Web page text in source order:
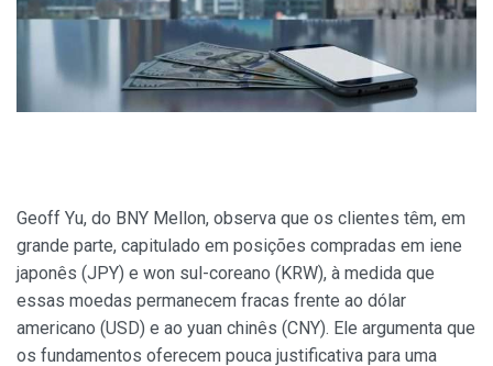
Geoff Yu, do BNY Mellon, observa que os clientes têm, em
grande parte, capitulado em posições compradas em iene
japonês (JPY) e won sul-coreano (KRW), à medida que
essas moedas permanecem fracas frente ao dólar
americano (USD) e ao yuan chinês (CNY). Ele argumenta que
os fundamentos oferecem pouca justificativa para uma